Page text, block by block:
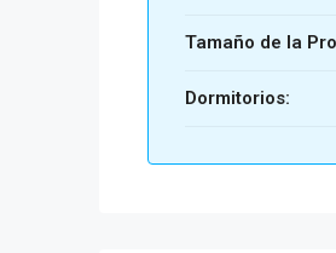
Tamaño de la
Dormitorios: